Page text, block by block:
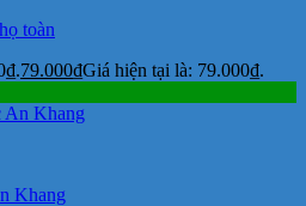
toàn
79.000₫Giá hiện tại là: 79.000₫.
Khang